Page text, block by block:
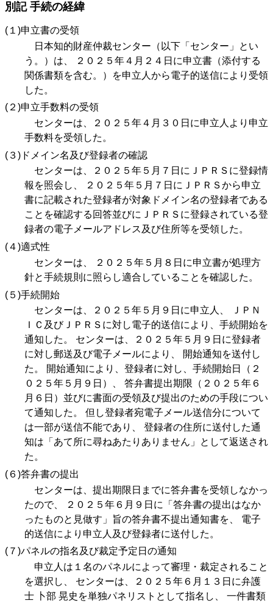
別記 手続の経緯
(１)申立書の受領
日本知的財産仲裁センター（以下「センター」とい
う。）は、 ２０２５年４月２４日に申立書（添付する
関係書類を含む。）を申立人から電子的送信により受領
した。
(２)申立手数料の受領
センターは、２０２５年４月３０日に申立人より申立
手数料を受領した。
(３)ドメイン名及び登録者の確認
センターは、２０２５年５月７日にＪＰＲＳに登録情
報を照会し、 ２０２５年５月７日にＪＰＲＳから申立
書に記載された登録者が対象ドメイン名の登録者である
ことを確認する回答並びにＪＰＲＳに登録されている登
録者の電子メールアドレス及び住所等を受領した。
(４)適式性
センターは、 ２０２５年５月８日に申立書が処理方
針と手続規則に照らし適合していることを確認した。
(５)手続開始
センターは、２０２５年５月９日に申立人、 ＪＰＮ
ＩＣ及びＪＰＲＳに対し電子的送信により、手続開始を
通知した。 センターは、２０２５年５月９日に登録者
に対し郵送及び電子メールにより、 開始通知を送付し
た。 開始通知により、登録者に対し、手続開始日（２
０２５年５月９日）、 答弁書提出期限（２０２５年６
月６日）並びに書面の受領及び提出のための手段につい
て通知した。 但し登録者宛電子メール送信分について
は一部が送信不能であり、 登録者の住所に送付した通
知は「あて所に尋ねあたりありません」として返送され
た。
(６)答弁書の提出
センターは、提出期限日までに答弁書を受領しなかっ
たので、 ２０２５年６月９日に「答弁書の提出はなか
ったものと見做す」旨の答弁書不提出通知書を、 電子
的送信により申立人及び登録者に送付した。
(７)パネルの指名及び裁定予定日の通知
申立人は１名のパネルによって審理・裁定されること
を選択し、 センターは、２０２５年６月１３日に弁護
士 卜部 晃史を単独パネリストとして指名し、 一件書類